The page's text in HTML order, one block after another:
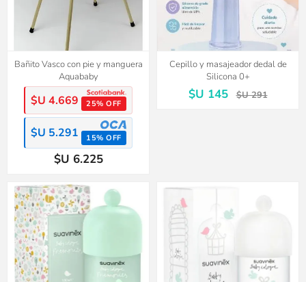
Bañito Vasco con pie y manguera
Aquababy
$U 4.669 25% OFF
$U 5.291 15% OFF
$U 6.225
Cepillo y masajeador dedal de
Silicona 0+
$U 145 $U 291